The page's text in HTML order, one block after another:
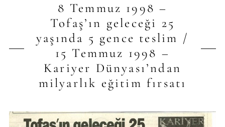
8 Temmuz 1998 –
Tofaş’ın geleceği 25
yaşında 5 gence teslim /
15 Temmuz 1998 –
Kariyer Dünyası’ndan
milyarlık eğitim fırsatı